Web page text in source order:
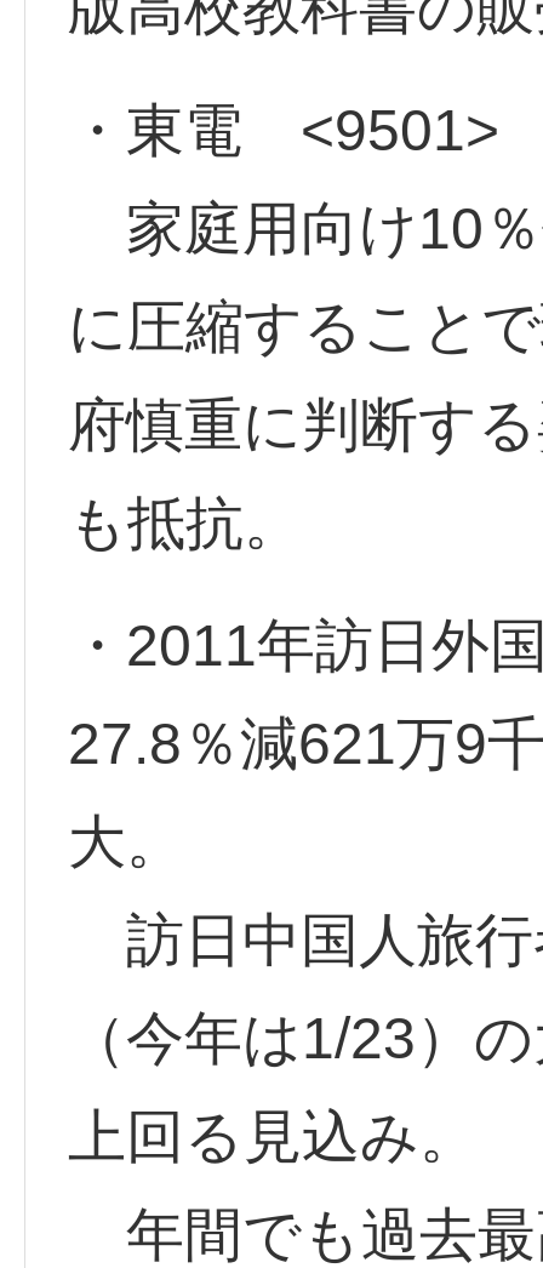
・東電 <9501>
家庭用向け10
に圧縮すること
府慎重に判断す
も抵抗。
・2011年訪日外
27.8％減621万9
大。
訪日中国人旅行
（今年は1/23）
上回る見込み。
年間でも過去最